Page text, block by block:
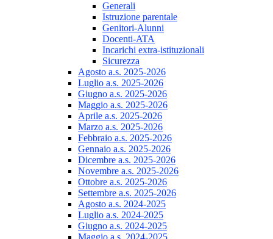
Generali
Istruzione parentale
Genitori-Alunni
Docenti-ATA
Incarichi extra-istituzionali
Sicurezza
Agosto a.s. 2025-2026
Luglio a.s. 2025-2026
Giugno a.s. 2025-2026
Maggio a.s. 2025-2026
Aprile a.s. 2025-2026
Marzo a.s. 2025-2026
Febbraio a.s. 2025-2026
Gennaio a.s. 2025-2026
Dicembre a.s. 2025-2026
Novembre a.s. 2025-2026
Ottobre a.s. 2025-2026
Settembre a.s. 2025-2026
Agosto a.s. 2024-2025
Luglio a.s. 2024-2025
Giugno a.s. 2024-2025